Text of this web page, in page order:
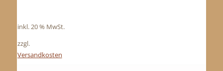
inkl. 20 % MwSt.
zzgl.
Versandkosten